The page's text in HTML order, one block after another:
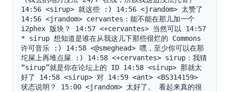
14:56 <sirup> 就这些 :) 14:56 <jrandom> 太赞了
14:56 <jrandom> cervantes：能不能在那儿加一个
i2phex 版块？ 14:57 <+cervantes> 当然可以 14:57
* sirup 想知道是谁在从我这儿下那些很烂的 Commons
许可音乐 :) 14:58 <@smeghead> 嘿，至少你可以在那
坨屎上再堆点屎 :) 14:58 <+cervantes> sirup：我猜
“sirup”就是你在论坛上的 ID 14:58 <sirup> 那就太
好了 14:58 <sirup> 对 14:59 <ant> <BS314159>
状态说明？ 15:00 <jrandom> 太好了。 看起来真的很